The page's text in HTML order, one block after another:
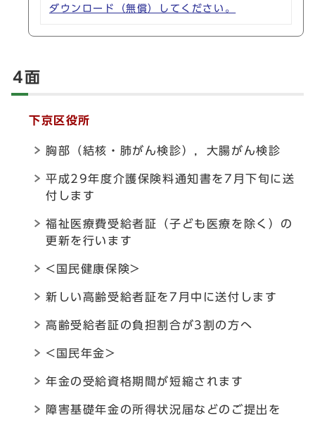
ダウンロード（無償）してください。
4面
下京区役所
胸部（結核・肺がん検診），大腸がん検診
平成29年度介護保険料通知書を7月下旬に送
付します
福祉医療費受給者証（子ども医療を除く）の
更新を行います
<国民健康保険>
新しい高齢受給者証を7月中に送付します
高齢受給者証の負担割合が3割の方へ
<国民年金>
年金の受給資格期間が短縮されます
障害基礎年金の所得状況届などのご提出を